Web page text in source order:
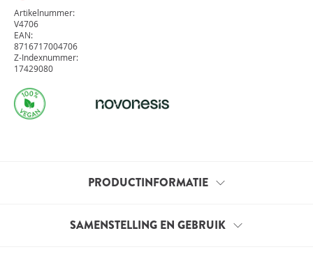
Artikelnummer:
V4706
EAN:
8716717004706
Z-Indexnummer:
17429080
PRODUCTINFORMATIE
Microbiol Kind Platinum is een uniek preparaat met
SAMENSTELLING EN GEBRUIK